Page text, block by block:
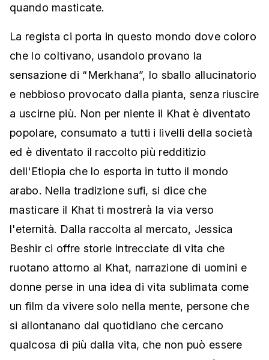
quando masticate.
La regista ci porta in questo mondo dove coloro
che lo coltivano, usandolo provano la
sensazione di “Merkhana”, lo sballo allucinatorio
e nebbioso provocato dalla pianta, senza riuscire
a uscirne più. Non per niente il Khat è diventato
popolare, consumato a tutti i livelli della società
ed è diventato il raccolto più redditizio
dell'Etiopia che lo esporta in tutto il mondo
arabo. Nella tradizione sufi, si dice che
masticare il Khat ti mostrerà la via verso
l'eternità. Dalla raccolta al mercato, Jessica
Beshir ci offre storie intrecciate di vita che
ruotano attorno al Khat, narrazione di uomini e
donne perse in una idea di vita sublimata come
un film da vivere solo nella mente, persone che
si allontanano dal quotidiano che cercano
qualcosa di più dalla vita, che non può essere